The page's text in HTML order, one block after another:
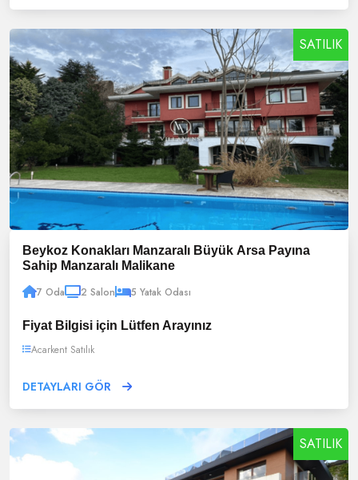
SATILIK
Beykoz Konakları Manzaralı Büyük Arsa Payına
Sahip Manzaralı Malikane
7 Oda 2 Salon 5 Yatak Odası
Fiyat Bilgisi için Lütfen Arayınız
Acarkent Satılık
DETAYLARI GÖR
SATILIK